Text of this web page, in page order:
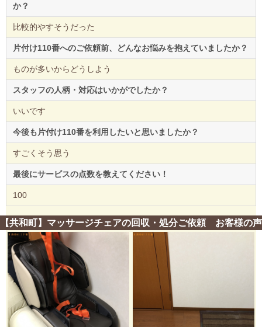
か？
比較的やすそうだった
片付け110番へのご依頼前、どんなお悩みを抱えていましたか？
ものが多いからどうしよう
スタッフの人柄・対応はいかがでしたか？
いいです
今後も片付け110番を利用したいと思いましたか？
すごくそう思う
最後にサービスの点数を教えてください！
100
【共和町】マッサージチェアの回収・処分ご依頼 お客様の声